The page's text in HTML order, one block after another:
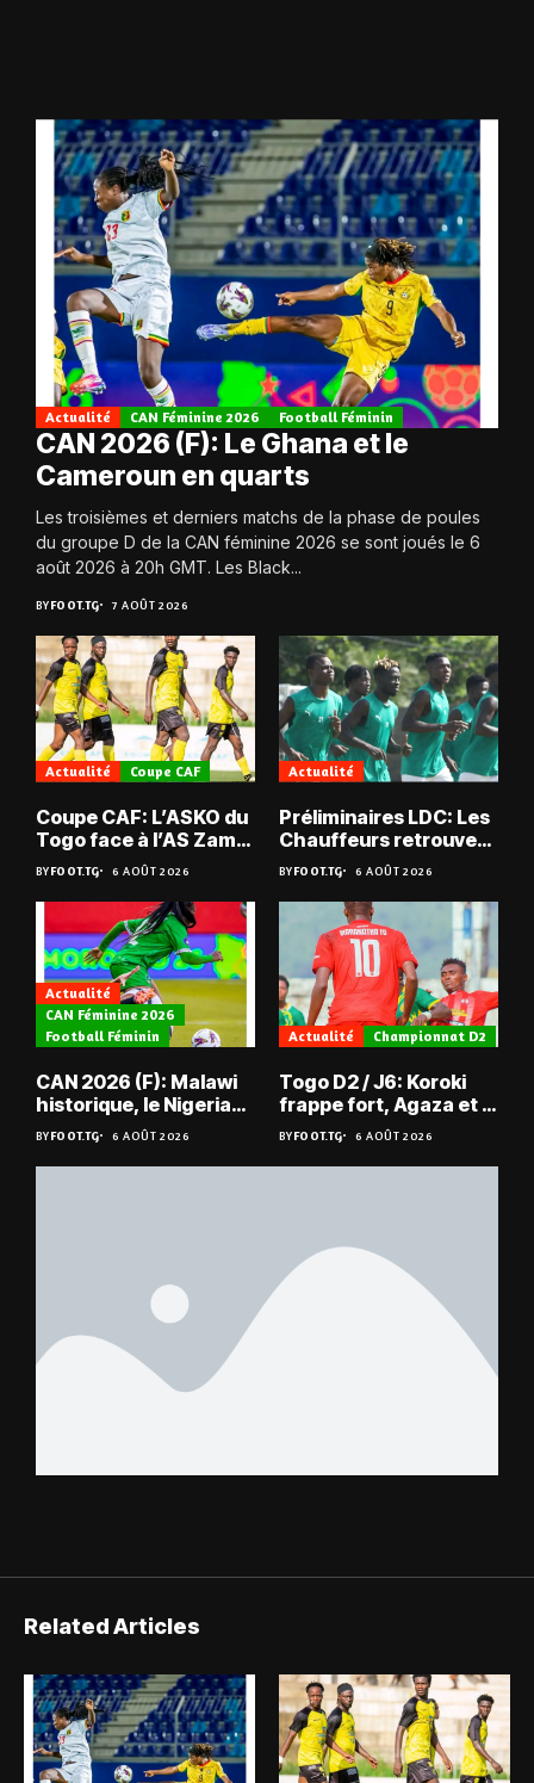
Actualité CAN Féminine 2026 Football Féminin
CAN 2026 (F): Le Ghana et le
Cameroun en quarts
Les troisièmes et derniers matchs de la phase de poules
du groupe D de la CAN féminine 2026 se sont joués le 6
août 2026 à 20h GMT. Les Black...
BYFOOT.TG 7 AOÛT 2026
Actualité Coupe CAF
Coupe CAF: L’ASKO du
Togo face à l’AS Zam
du Niger
BYFOOT.TG 6 AOÛT 2026
Actualité
Préliminaires LDC: Les
Chauffeurs retrouvent
les Mimos
BYFOOT.TG 6 AOÛT 2026
Actualité
CAN Féminine 2026
Football Féminin
CAN 2026 (F): Malawi
historique, le Nigeria
sauvé, la Zambie
éliminée
BYFOOT.TG 6 AOÛT 2026
Actualité Championnat D2
Togo D2 / J6: Koroki
frappe fort, Agaza et la
JCA assurent,
suspense avant Sara
FC – Doumbé FC
BYFOOT.TG 6 AOÛT 2026
Related Articles